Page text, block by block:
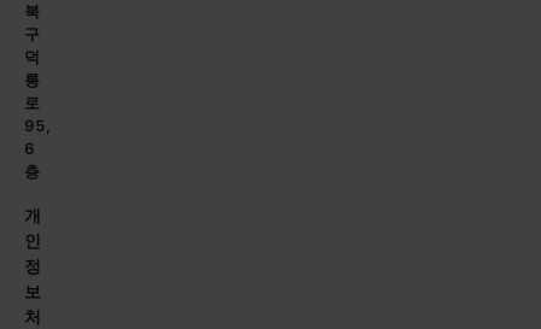
북
구
덕
릉
로
95,
6
층
개
인
정
보
처